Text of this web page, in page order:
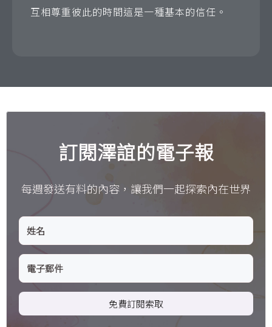
互相尊重彼此的時間這是一種基本的信任。
訂閱澤誼的電子報
每週發送有料的內容，讓我們一起探索內在世界
免費訂閱索取